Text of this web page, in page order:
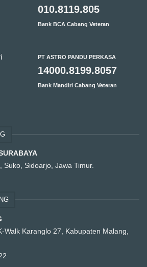
010.8119.805
Bank BCA Cabang Veteran
PT ASTRO PANDU PERKASA
14000.8199.8057
Bank Mandiri Cabang Veteran
Suko, Sidoarjo, Jawa Timur.
Walk Karanglo 27, Kabupaten Malang,